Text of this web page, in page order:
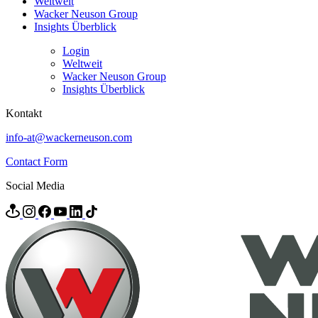
Wacker Neuson Group
Insights Überblick
Login
Weltweit
Wacker Neuson Group
Insights Überblick
Kontakt
info-at@wackerneuson.com
Contact Form
Social Media